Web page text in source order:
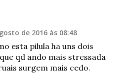
de 2016 às 08:48
esta pilula ha uns dois
qd ando mais stressada
surgem mais cedo.